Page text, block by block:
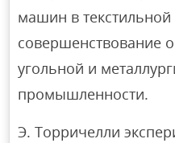
машин в
совершенствование
угольной и
промышленности.
Э. Торричелли